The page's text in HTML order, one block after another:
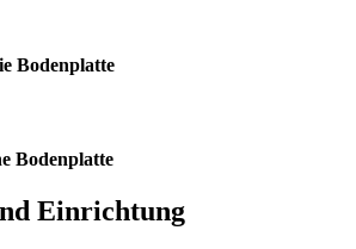
Bodenplatte
Bodenplatte
Einrichtung